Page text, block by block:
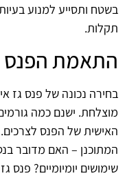
בשטח ותסייע למנוע
תקלות.
התאמת הפנס
בחירה נכונה של פנס גז
מוצלחת. ישנם כמה
האישית של הפנס
המתוכנן – האם מדובר
שימושים יומיומיים? פנס